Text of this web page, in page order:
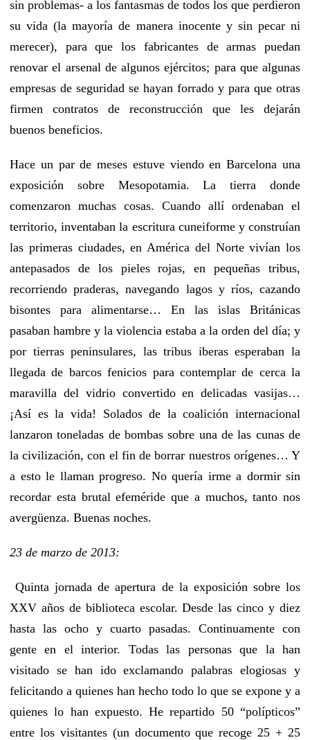
sin problemas- a los fantasmas de todos los que perdieron
su vida (la mayoría de manera inocente y sin pecar ni
merecer), para que los fabricantes de armas puedan
renovar el arsenal de algunos ejércitos; para que algunas
empresas de seguridad se hayan forrado y para que otras
firmen contratos de reconstrucción que les dejarán
buenos beneficios.
Hace un par de meses estuve viendo en Barcelona una
exposición sobre Mesopotamia. La tierra donde
comenzaron muchas cosas. Cuando allí ordenaban el
territorio, inventaban la escritura cuneiforme y construían
las primeras ciudades, en América del Norte vivían los
antepasados de los pieles rojas, en pequeñas tribus,
recorriendo praderas, navegando lagos y ríos, cazando
bisontes para alimentarse… En las islas Británicas
pasaban hambre y la violencia estaba a la orden del día; y
por tierras peninsulares, las tribus iberas esperaban la
llegada de barcos fenicios para contemplar de cerca la
maravilla del vidrio convertido en delicadas vasijas…
¡Así es la vida! Solados de la coalición internacional
lanzaron toneladas de bombas sobre una de las cunas de
la civilización, con el fin de borrar nuestros orígenes… Y
a esto le llaman progreso. No quería irme a dormir sin
recordar esta brutal efeméride que a muchos, tanto nos
avergüenza. Buenas noches.
23 de marzo de 2013:
Quinta jornada de apertura de la exposición sobre los
XXV años de biblioteca escolar. Desde las cinco y diez
hasta las ocho y cuarto pasadas. Continuamente con
gente en el interior. Todas las personas que la han
visitado se han ido exclamando palabras elogiosas y
felicitando a quienes han hecho todo lo que se expone y a
quienes lo han expuesto. He repartido 50 “polípticos”
entre los visitantes (un documento que recoge 25 + 25